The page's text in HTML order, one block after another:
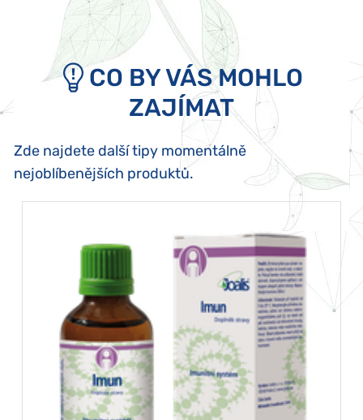
CO BY VÁS MOHLO
ZAJÍMAT
Zde najdete další tipy momentálně
nejoblíbenějších produktů.